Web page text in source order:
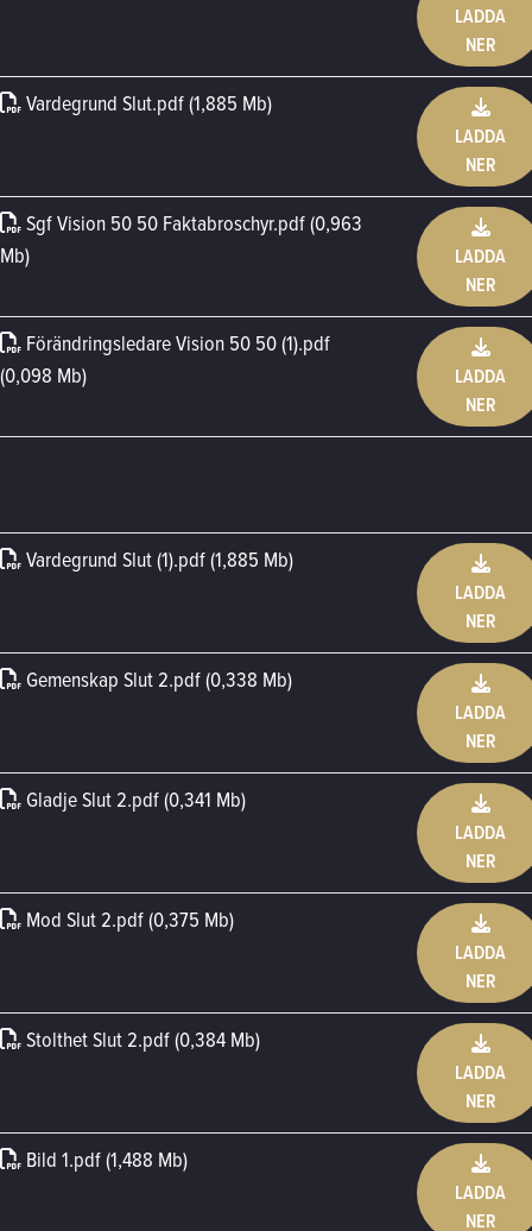
LADDA
NER
Vardegrund Slut.pdf (1,885 Mb)
LADDA
NER
Sgf Vision 50 50 Faktabroschyr.pdf (0,963
Mb)
LADDA
NER
Förändringsledare Vision 50 50 (1).pdf
(0,098 Mb)
LADDA
NER
Vardegrund Slut (1).pdf (1,885 Mb)
LADDA
NER
Gemenskap Slut 2.pdf (0,338 Mb)
LADDA
NER
Gladje Slut 2.pdf (0,341 Mb)
LADDA
NER
Mod Slut 2.pdf (0,375 Mb)
LADDA
NER
Stolthet Slut 2.pdf (0,384 Mb)
LADDA
NER
Bild 1.pdf (1,488 Mb)
LADDA
NER